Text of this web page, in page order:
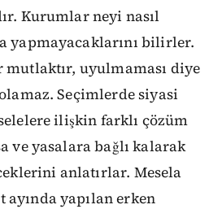
Kurumlar neyi nasıl
yapmayacaklarını bilirler.
mutlaktır, uyulmaması diye
Seçimlerde siyasi
ilişkin farklı çözüm
ve yasalara bağlı kalarak
anlatırlar. Mesela
ayında yapılan erken